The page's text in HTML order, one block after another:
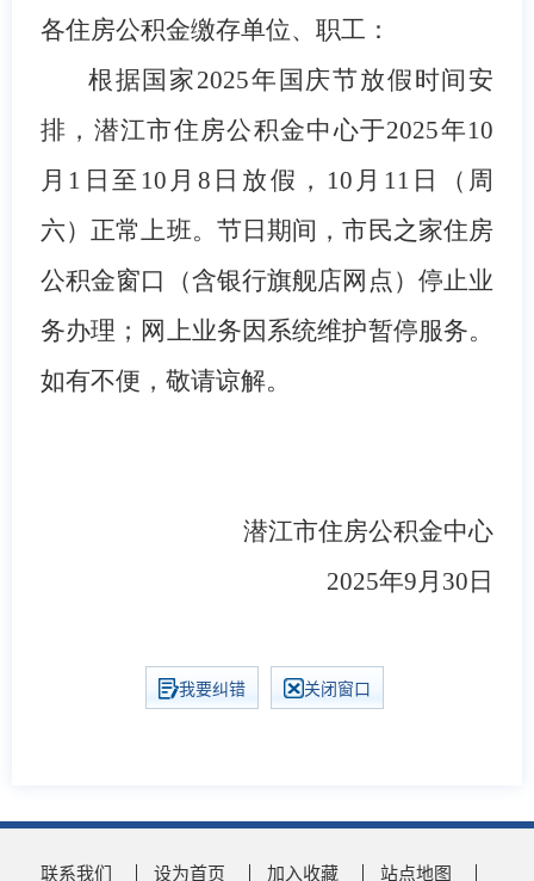
各住房公积金缴存单位、职工：
根据国家2025年国庆节放假时间安
排，潜江市住房公积金中心于2025年10
月1日至10月 8 日放假， 10月11 日（周
六）正常上班。节日期间，市民之家住房
公积金窗口
（含银行旗舰店网点） 停止业
务办理；网上业务因系统维护暂停服务。
如有不便，敬请谅解。
潜江市住房公积金中心
2025年9月30日
我要纠错 关闭窗口
联系我们 设为首页 加入收藏 站点地图